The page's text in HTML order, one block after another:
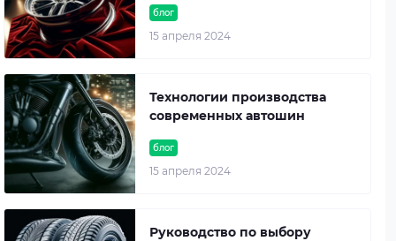
блог
15 апреля 2024
блог
15 апреля 2024
Технологии производства
современных автошин
Руководство по выбору